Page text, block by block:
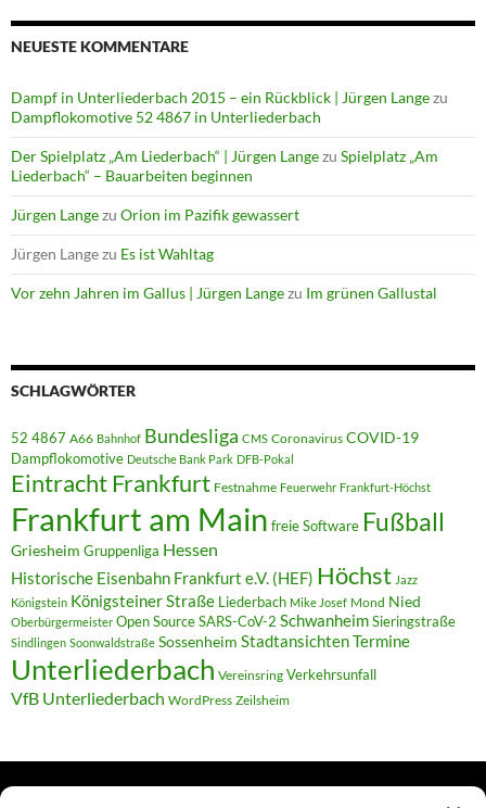
NEUESTE KOMMENTARE
Dampf in Unterliederbach 2015 – ein Rückblick | Jürgen Langezu
Dampflokomotive 52 4867 in Unterliederbach
Der Spielplatz „Am Liederbach“ | Jürgen Langezu Spielplatz „Am
Liederbach“ – Bauarbeiten beginnen
Jürgen Langezu Orion im Pazifik gewassert
Jürgen Langezu Es ist Wahltag
Vor zehn Jahren im Gallus | Jürgen Langezu Im grünen Gallustal
SCHLAGWÖRTER
52 4867 A66 Bahnhof Bundesliga CMS Coronavirus COVID-19
Dampflokomotive Deutsche Bank Park DFB-Pokal
Eintracht Frankfurt Festnahme Feuerwehr Frankfurt-Höchst
Frankfurt am Main freie Software Fußball
Griesheim Gruppenliga Hessen
Historische Eisenbahn Frankfurt e.V. (HEF) Höchst Jazz
Königstein Königsteiner Straße Liederbach Mike Josef Mond Nied
Oberbürgermeister Open SourceSARS-CoV-2 SchwanheimSieringstraße
Sindlingen Soonwaldstraße Sossenheim StadtansichtenTermine
Unterliederbach Vereinsring Verkehrsunfall
VfB Unterliederbach WordPress Zeilsheim